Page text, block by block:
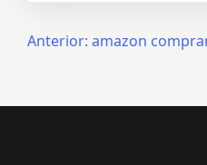
Navegación
entradas
Anterior: amazon